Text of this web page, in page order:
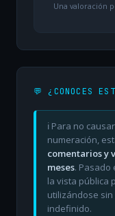
Una valoración
💬 ¿CONOCES
ℹ️ Para no
numeración,
comentarios y
meses. Pasado
la vista pública
utilizándose
indefinido.